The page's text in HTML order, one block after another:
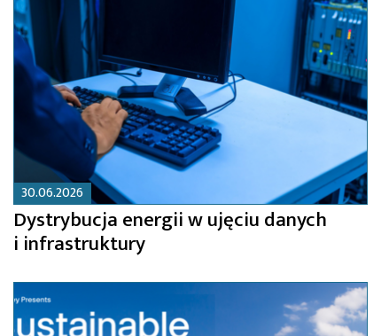
30.06.2026
Dystrybucja energii w ujęciu danych
i infrastruktury